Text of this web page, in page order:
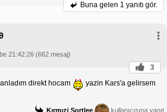
Buna gelen 1 yanıtı gör.
21:42:26 (662 mesaj)
3
anladım direkt hocam
yazin Kars'a gelirsem
Kırmızi Şortlee kullanıcısına yanıt